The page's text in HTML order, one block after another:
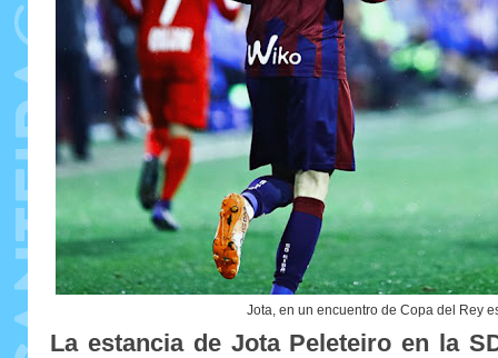
Jota, en un encuentro de Copa del Rey
La estancia de Jota Peleteiro en la